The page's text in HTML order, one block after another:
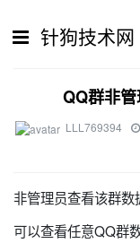
针狗技术网
QQ群非
LLL769394
非管理员查看该群
可以查看任意QQ群